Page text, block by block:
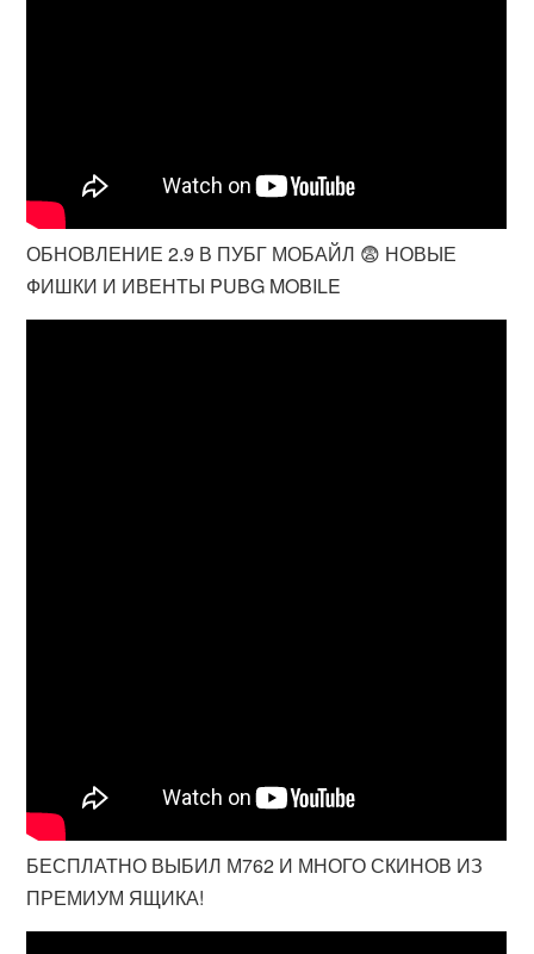
ОБНОВЛЕНИЕ 2.9 В ПУБГ МОБАЙЛ 😨 НОВЫЕ
ФИШКИ И ИВЕНТЫ PUBG MOBILE
БЕСПЛАТНО ВЫБИЛ М762 И МНОГО СКИНОВ ИЗ
ПРЕМИУМ ЯЩИКА!